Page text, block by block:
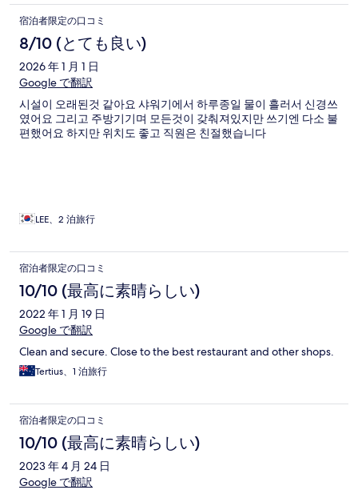
宿泊者限定の口コミ
8/10 (とても良い)
2026 年 1 月 1 日
Google で翻訳
시설이 오래된것 같아요 샤워기에서 하루종일 물이 흘러서 신경쓰
였어요 그리고 주방기기며 모든것이 갖춰져있지만 쓰기엔 다소 불
편했어요 하지만 위치도 좋고 직원은 친절했습니다
LEE、2 泊旅行
宿泊者限定の口コミ
10/10 (最高に素晴らしい)
2022 年 1 月 19 日
Google で翻訳
Clean and secure. Close to the best restaurant and other shops.
Tertius、1 泊旅行
宿泊者限定の口コミ
10/10 (最高に素晴らしい)
2023 年 4 月 24 日
Google で翻訳